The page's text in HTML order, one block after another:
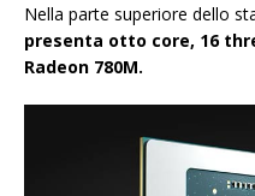
Nella parte superiore dello
presenta otto core, 16
Radeon 780M.